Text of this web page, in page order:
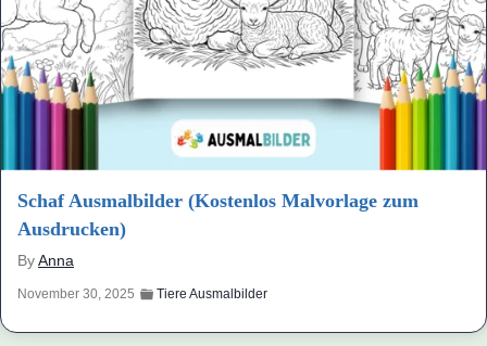
Schaf Ausmalbilder (Kostenlos Malvorlage zum
Ausdrucken)
ByAnna
November 30, 2025 Tiere Ausmalbilder